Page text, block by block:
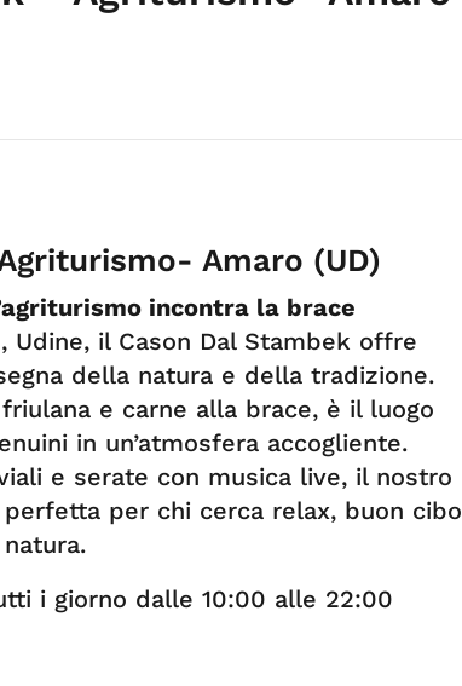
Amaro (UD)
incontra la brace
Udine, il Cason Dal Stambek offre
della natura e della tradizione.
e carne alla brace, è il luogo
in un’atmosfera accogliente.
e serate con musica live, il nostro
per chi cerca relax, buon cibo
i giorno dalle 10:00 alle 22:00